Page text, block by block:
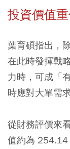
投資價值
葉育碩指出，
在此時發揮戰
力時，可成「
時應對大單需
從財務評價來
值約為 254.14